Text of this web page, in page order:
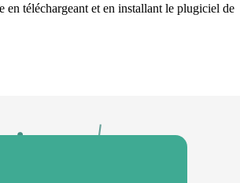
en téléchargeant et en installant le plugiciel de